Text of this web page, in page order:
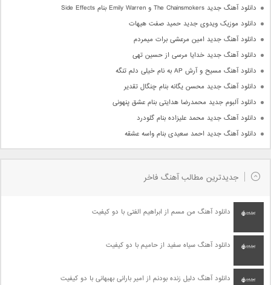
دانلود آهنگ جدید The Chainsmokers و Emily Warren بنام Side Effects
دانلود موزیک ویدوی جدید حمید صفت هیهات
دانلود آهنگ جدید امین مرعشی برات میمردم
دانلود آهنگ جدید خدایا مرسی از حسین تهی
دانلود آهنگ مسیح و آرش AP به نام خیلی دلم تنگه
دانلود آهنگ جدید محسن یگانه بنام چنگال تقدیر
دانلود آلبوم جدید محمدرضا هدایتی بنام عشق پنهونی
دانلود آهنگ جدید محمد علیزاده بنام گلودرد
دانلود آهنگ جدید احمد سعیدی بنام واسه عشقه
جدیدترین مطالب آهنگ فاخر
دانلود آهنگ من مسم از ابراهیم الفتی با دو کیفیت
دانلود آهنگ سیاه سفید از حامیم با دو کیفیت
دانلود آهنگ دلیل زنده بودنم از امیر بارانی بهبهانی با دو کیفیت